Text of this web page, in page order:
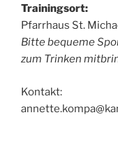
Trainingsort:
Pfarrhaus St.
Bitte bequeme
zum Trinken
Kontakt: